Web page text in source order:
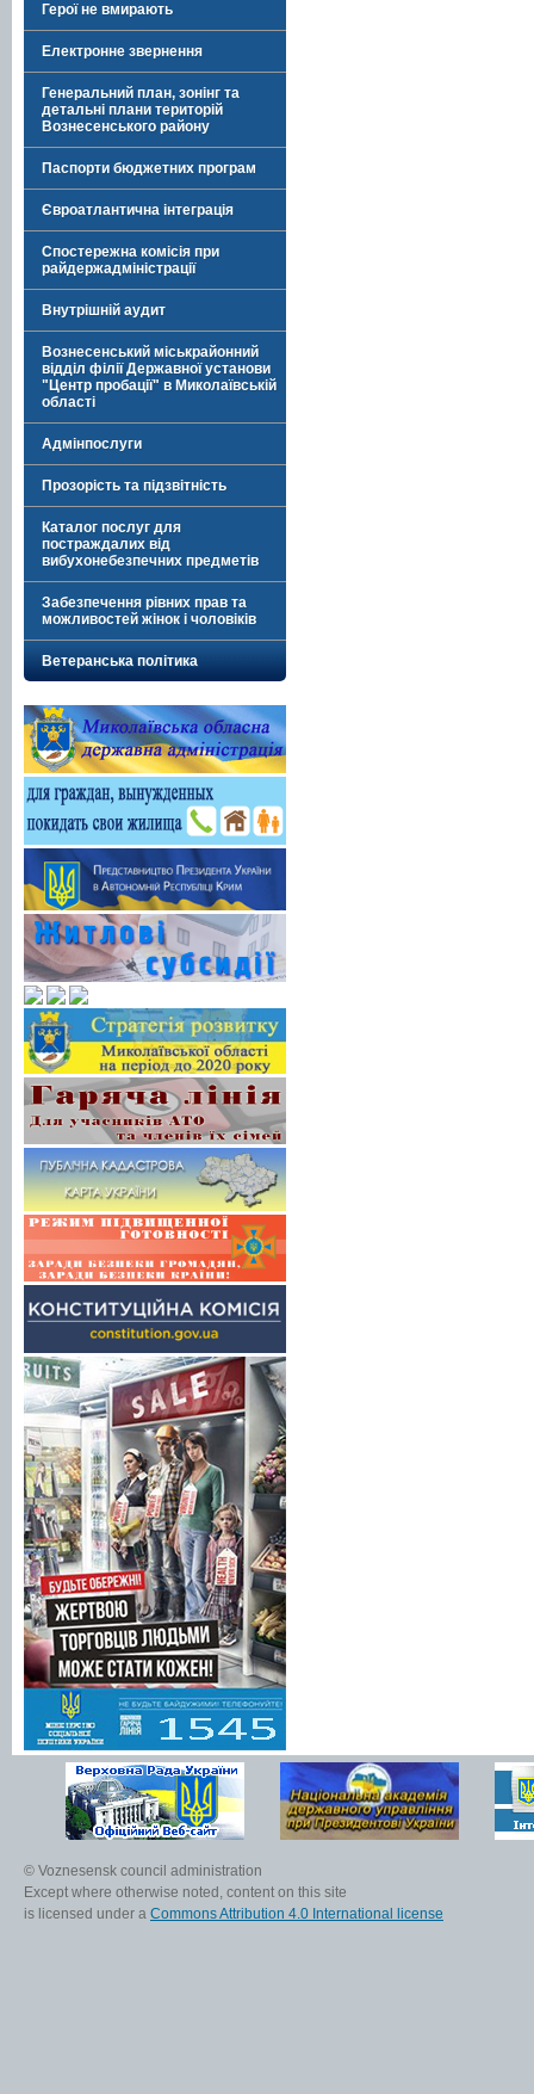
Герої не вмирають
Електронне звернення
Генеральний план, зонінг та
детальні плани територій
Вознесенського району
Паспорти бюджетних програм
Євроатлантична інтеграція
Спостережна комісія при
райдержадміністрації
Внутрішній аудит
Вознесенський міськрайонний
відділ філії Державної установи
"Центр пробації" в Миколаївській
області
Адмінпослуги
Прозорість та підзвітність
Каталог послуг для
постраждалих від
вибухонебезпечних предметів
Забезпечення рівних прав та
можливостей жінок і чоловіків
Ветеранська політика
© Voznesensk council administration
Except where otherwise noted, content on this site
is licensed under a Commons Attribution 4.0 International license